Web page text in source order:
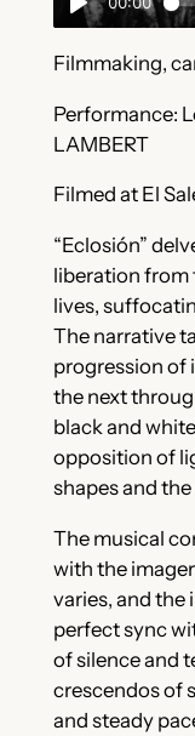
Filmmaking,
Performance:
LAMBERT
Filmed at El
“Eclosión”
liberation from
lives,
The narrative
progression of
the next
black and
opposition of
shapes and
The musical
with the
varies, and the
perfect sync
of silence and
crescendos of
and steady